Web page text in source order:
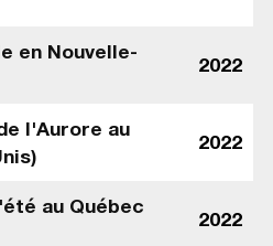
en Nouvelle-
2022
l'Aurore au
2022
au Québec
2022